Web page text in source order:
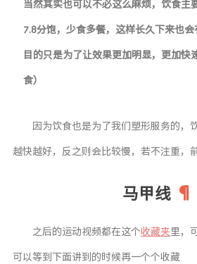
当然其实也可以不必这么麻烦，饮食主
7.8分饱，少食多餐，这样长久下来也
目的只是为了让效果更加明显，更加快
食）
因为饮食也是为了我们塑形服务的，
越快越好，反之则会比较慢，若不注重，
马甲线
之后的运动视频都在这个收藏夹里，
可以等到下面讲到的时候再一个个收藏